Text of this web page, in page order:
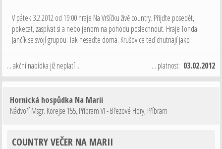
V pátek 3.2.2012 od 19:00 hraje Na Vršíčku živě country. Přijďte posedět,
pokecat, zaspívat si a nebo jenom na pohodu poslechnout. Hraje Tonda
Jančík se svojí grupou. Tak neseďte doma. Krušovice teď chutnají jako
... akční nabídka již neplatí ...
... platnost: 03.02.2012
Hornická hospůdka Na Marii
Nádvoří Msgr. Korejse 155, Příbram VI - Březové Hory,Příbram
COUNTRY VEČER NA MARII